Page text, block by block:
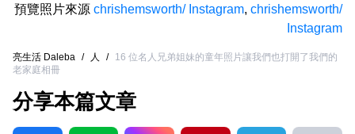
預覽照片來源 chrishemsworth/ Instagram, chrishemsworth/
Instagram
亮生活 Daleba / 人 /
16 位名人兄弟姐妹的童年照片讓我們也打開了我們的
老家庭相冊
分享本篇文章